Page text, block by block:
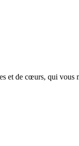
et de cœurs, qui